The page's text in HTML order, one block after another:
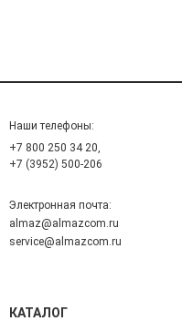
Наши телефоны:
+7 800 250 34 20,
+7 (3952) 500-206
Электронная почта:
almaz@almazcom.ru
service@almazcom.ru
КАТАЛОГ